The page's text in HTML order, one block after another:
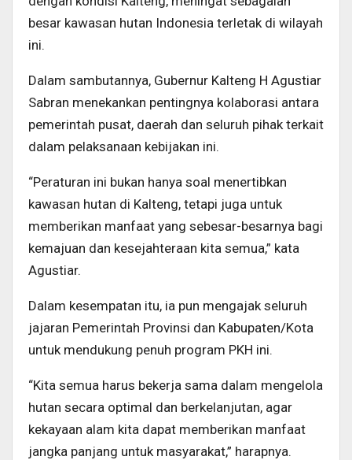
besar kawasan hutan Indonesia terletak di wilayah
ini.
Dalam sambutannya, Gubernur Kalteng H Agustiar
Sabran menekankan pentingnya kolaborasi antara
pemerintah pusat, daerah dan seluruh pihak terkait
dalam pelaksanaan kebijakan ini.
“Peraturan ini bukan hanya soal menertibkan
kawasan hutan di Kalteng, tetapi juga untuk
memberikan manfaat yang sebesar-besarnya bagi
kemajuan dan kesejahteraan kita semua,” kata
Agustiar.
Dalam kesempatan itu, ia pun mengajak seluruh
jajaran Pemerintah Provinsi dan Kabupaten/Kota
untuk mendukung penuh program PKH ini.
“Kita semua harus bekerja sama dalam mengelola
hutan secara optimal dan berkelanjutan, agar
kekayaan alam kita dapat memberikan manfaat
jangka panjang untuk masyarakat,” harapnya.